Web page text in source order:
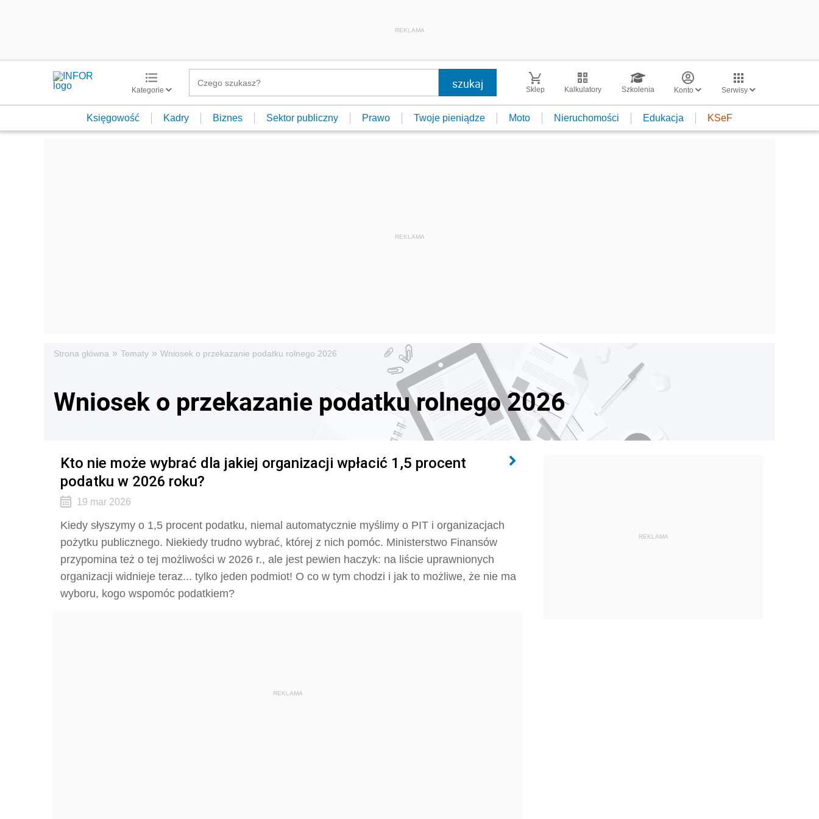
REKLAMA
Kategorie Sklep Kalkulatory Szkolenia Konto Serwisy
Księgowość Kadry Biznes Sektor publiczny Prawo Twoje pieniądze Moto Nieruchomości Edukacja KSeF
Strona główna » Tematy » Wniosek o przekazanie podatku rolnego 2026
Wniosek o przekazanie podatku rolnego 2026
Kto nie może wybrać dla jakiej organizacji wpłacić 1,5 procent
podatku w 2026 roku?
19 mar 2026
Kiedy słyszymy o 1,5 procent podatku, niemal automatycznie myślimy o PIT i organizacjach
pożytku publicznego. Niekiedy trudno wybrać, której z nich pomóc. Ministerstwo Finansów
przypomina też o tej możliwości w 2026 r., ale jest pewien haczyk: na liście uprawnionych
organizacji widnieje teraz... tylko jeden podmiot! O co w tym chodzi i jak to możliwe, że nie ma
wyboru, kogo wspomóc podatkiem?
REKLAMA
REKLAMA